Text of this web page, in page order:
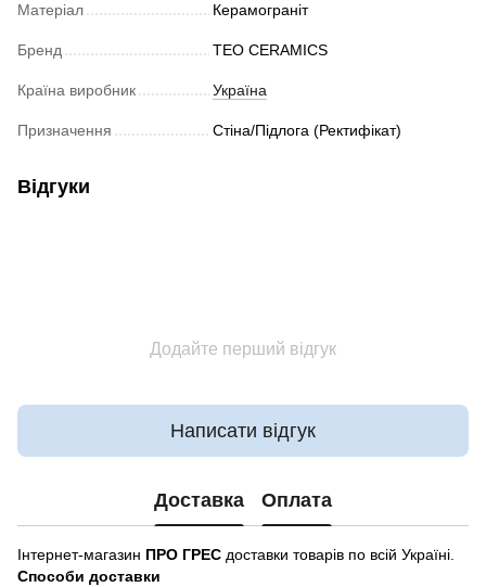
Матеріал Керамограніт
Бренд TEO CERAMICS
Країна виробник Україна
Призначення Стіна/Підлога (Ректифікат)
Відгуки
Додайте перший відгук
Написати відгук
Доставка Оплата
Інтернет-магазин ПРО ГРЕС доставки товарів по всій Україні.
Способи доставки